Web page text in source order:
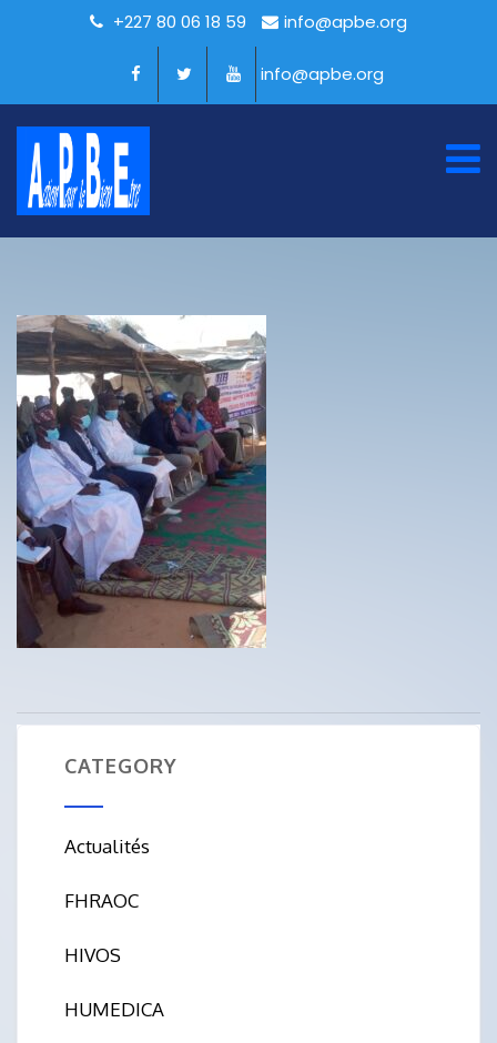
+227 80 06 18 59 info@apbe.org
info@apbe.org
CATEGORY
Actualités
FHRAOC
HIVOS
HUMEDICA